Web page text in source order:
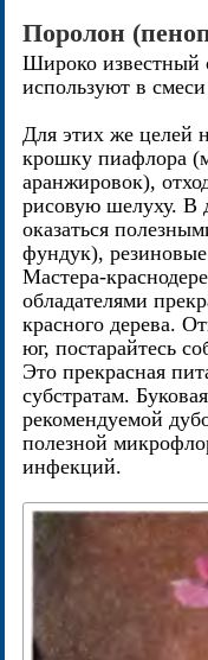
Поролон
Широко известный
используют в
Для этих же целей
крошку пиафлора
аранжировок),
рисовую шелуху. В
оказаться
фундук),
Мастера-
обладателями
красного дерева.
юг, постарайтесь
Это прекрасная
субстратам.
рекомендуемой
полезной
инфекций.